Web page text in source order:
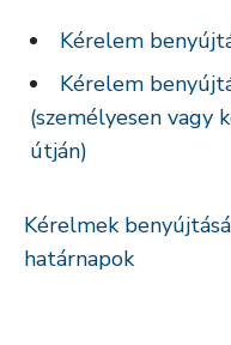
Kérelem
Kérelem
(személyesen vagy
útján)
Kérelmek
határnapok